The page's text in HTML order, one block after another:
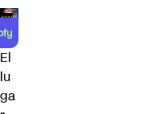
El
lu
ga